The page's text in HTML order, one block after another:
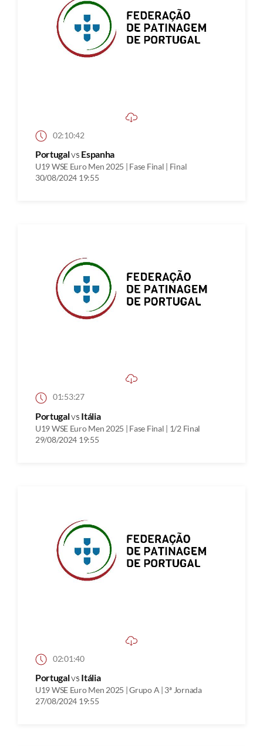
02:10:42
Portugalvs Espanha
U19 WSE Euro Men 2025 | Fase Final | Final
30/08/2024 19:55
01:53:27
Portugalvs Itália
U19 WSE Euro Men 2025 | Fase Final | 1/2 Final
29/08/2024 19:55
02:01:40
Portugalvs Itália
U19 WSE Euro Men 2025 | Grupo A | 3ª Jornada
27/08/2024 19:55